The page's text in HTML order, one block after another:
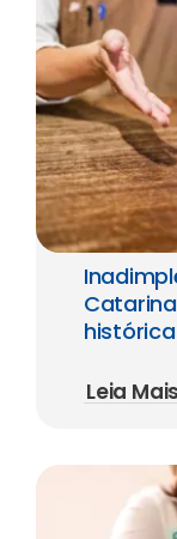
histórica
Leia Mais